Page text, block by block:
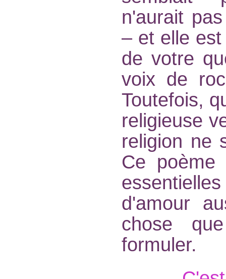
n'aurait
– et elle
de votre
voix de
Toutefois,
religieuse
religion ne
Ce
d'amour
chose
formuler.